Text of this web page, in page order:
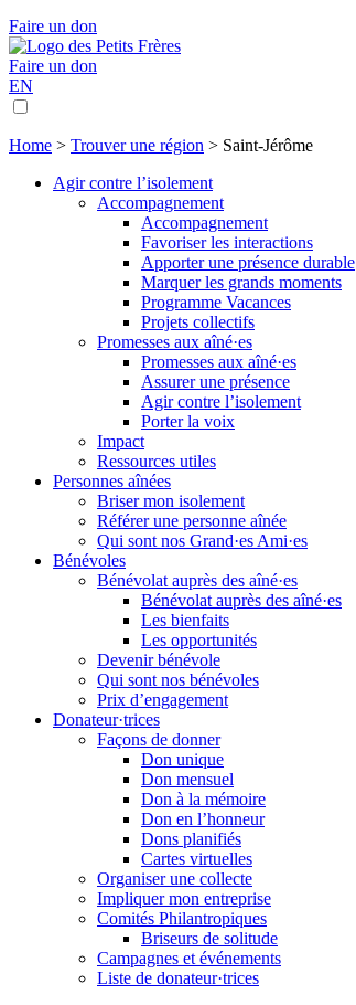
Faire un don
Faire un don
EN
Home > Trouver une région > Saint-Jérôme
Agir contre l’isolement
Accompagnement
Accompagnement
Favoriser les interactions
Apporter une présence durable
Marquer les grands moments
Programme Vacances
Projets collectifs
Promesses aux aîné·es
Promesses aux aîné·es
Assurer une présence
Agir contre l’isolement
Porter la voix
Impact
Ressources utiles
Personnes aînées
Briser mon isolement
Référer une personne aînée
Qui sont nos Grand·es Ami·es
Bénévoles
Bénévolat auprès des aîné·es
Bénévolat auprès des aîné·es
Les bienfaits
Les opportunités
Devenir bénévole
Qui sont nos bénévoles
Prix d’engagement
Donateur·trices
Façons de donner
Don unique
Don mensuel
Don à la mémoire
Don en l’honneur
Dons planifiés
Cartes virtuelles
Organiser une collecte
Impliquer mon entreprise
Comités Philantropiques
Briseurs de solitude
Campagnes et événements
Liste de donateur·trices